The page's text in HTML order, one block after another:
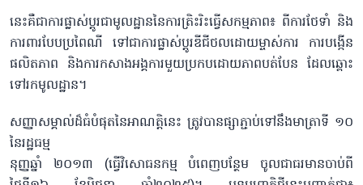
នេះគឺជាការផ្លាស់ប្ដូរជាមូលដ្ឋាននៃការត្រិះរិះធ្វើសកម្មភាព៖ ពីការថែទាំ និង
ការពារបែបប្រពៃណី ទៅជាការផ្លាស់ប្តូរឌីជីថលដោយម្ចាស់ការ ការបង្កើន
ផលិតភាព និងការកសាងអង្គការមួយប្រកបដោយភាពបត់បែន ដែលឆ្ពោះ
ទៅរកមូលដ្ឋាន។
សញ្ញាសម្គាល់ដ៏ធំបំផុតនៃអាណត្តិនេះ ត្រូវបានផ្សាភ្ជាប់ទៅនឹងមាត្រាទី ១០
នៃរដ្ឋធម្ម
នុញ្ញឆ្នាំ ២០១៣ (ធ្វើវិសោធនកម្ម បំពេញបន្ថែម ចូលជាធរមានចាប់ពី